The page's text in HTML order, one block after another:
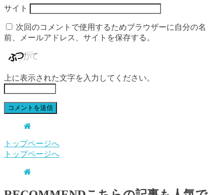
サイト
次回のコメントで使用するためブラウザーに自分の名
前、メールアドレス、サイトを保存する。
上に表示された文字を入力してください。
トップページへ
トップページへ